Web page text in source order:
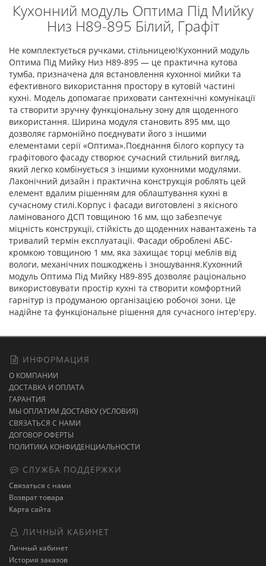
Кухонний модуль Оптима Під Мийку
Низ Н89-895 Білий, Графіт
Не комплектується ручками, стільницею!Кухонний модуль
Оптима Під Мийку Низ Н89-895 — це практична кутова
тумба, призначена для встановлення кухонної мийки та
ефективного використання простору в кутовій частині
кухні. Модель допомагає приховати сантехнічні комунікації
та створити зручну функціональну зону для щоденного
використання. Ширина модуля становить 895 мм, що
дозволяє гармонійно поєднувати його з іншими
елементами серії «Оптима».Поєднання білого корпусу та
графітового фасаду створює сучасний стильний вигляд,
який легко комбінується з іншими кухонними модулями.
Лаконічний дизайн і практична конструкція роблять цей
елемент вдалим рішенням для облаштування кухні в
сучасному стилі.Корпус і фасади виготовлені з якісного
ламінованого ДСП товщиною 16 мм, що забезпечує
міцність конструкції, стійкість до щоденних навантажень та
тривалий термін експлуатації. Фасади оброблені АБС-
кромкою товщиною 1 мм, яка захищає торці меблів від
вологи, механічних пошкоджень і зношування.Кухонний
модуль Оптима Під Мийку Н89-895 дозволяє раціонально
використовувати простір кухні та створити комфортний
гарнітур із продуманою організацією робочої зони. Це
надійне та функціональне рішення для сучасного інтер'єру.
ИНФОРМАЦИЯ
О КОМПАНИИ
ДОСТАВКА И ОПЛАТА
ГАРАНТИЯ
МЫ ОПЛАТИМ ДОСТАВКУ (УСЛОВИЯ)
СВЯЗАТЬСЯ С НАМИ
ДОГОВОР ОФЕРТЫ
ПОЛИТИКА КОНФИДЕНЦИАЛЬНОСТИ
СЛУЖБА ПОДДЕРЖКИ
Связаться с нами
Возврат товара
Карта сайта
ЛИЧНЫЙ КАБИНЕТ
Личный кабинет
История заказов